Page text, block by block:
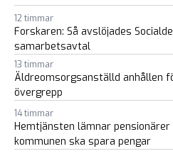
12 timmar
Forskaren: Så avslöjades
samarbetsavtal
13 timmar
Äldreomsorgsanställd anhållen
övergrepp
14 timmar
Hemtjänsten lämnar
kommunen ska spara pengar